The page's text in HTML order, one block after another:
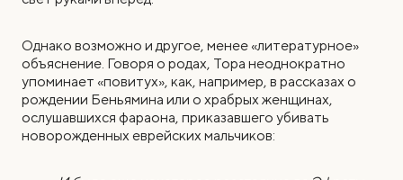
Однако возможно и другое, менее «литературное»
объяснение. Говоря о родах, Тора неоднократно
упоминает «повитух», как, например, в рассказах о
рождении Беньямина или о храбрых женщинах,
ослушавшихся фараона, приказавшего убивать
новорожденных еврейских мальчиков: